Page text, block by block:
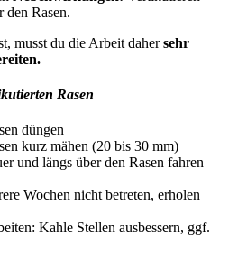
den Rasen.
musst du die Arbeit dahersehr
Rasen
düngen
kurz mähen (20 bis 30 mm)
und längs über den Rasen fahren
Wochen nicht betreten, erholen
Kahle Stellen ausbessern, ggf.